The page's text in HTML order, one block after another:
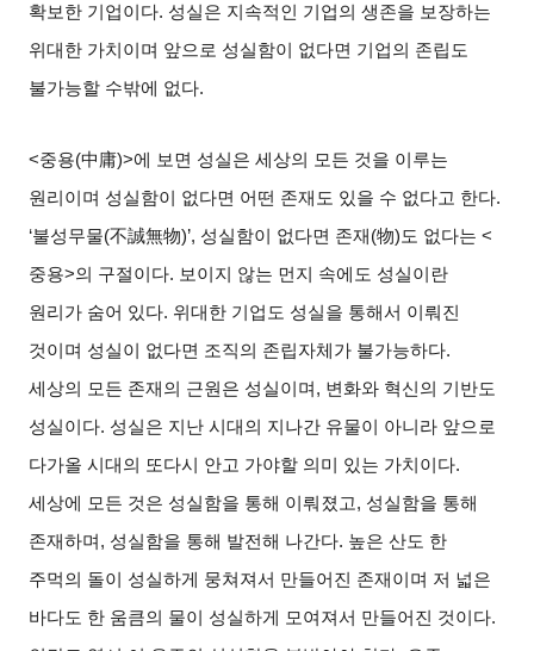
확보한 기업이다. 성실은 지속적인 기업의 생존을 보장하는
위대한 가치이며 앞으로 성실함이 없다면 기업의 존립도
불가능할 수밖에 없다.
<중용(中庸)>에 보면 성실은 세상의 모든 것을 이루는
원리이며 성실함이 없다면 어떤 존재도 있을 수 없다고 한다.
‘불성무물(不誠無物)’, 성실함이 없다면 존재 (物)도 없다는 <
중용>의 구절이다. 보이지 않는 먼지 속에도 성실이란
원리가 숨어 있다. 위대한 기업도 성실을 통해서 이뤄진
것이며 성실이 없다면 조직의 존립자체가 불가능하다.
세상의 모든 존재의 근원은 성실이며 , 변화와 혁신의 기반도
성실이다. 성실은 지난 시대의 지나간 유물이 아니라 앞으로
다가올 시대의 또다시 안고 가야할 의미 있는 가치이다.
세상에 모든 것은 성실함을 통해 이뤄졌고, 성실함을 통해
존재하며 , 성실함을 통해 발전해 나간다. 높은 산도 한
주먹의 돌이 성실하게 뭉쳐져서 만들어진 존재이며 저 넓은
바다도 한 움큼의 물이 성실하게 모여져서 만들어진 것이다.